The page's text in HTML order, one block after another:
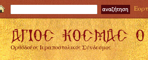
Ορθόδοξος Ιεραποστολικός Σύνδεσμος